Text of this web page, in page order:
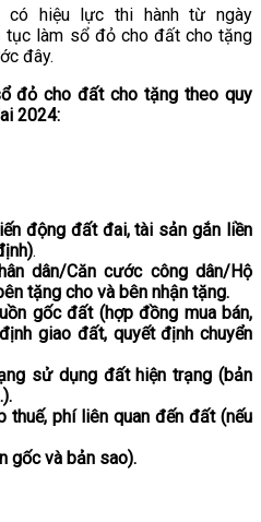
hiệu lực thi hành từ ngày
làm sổ đỏ cho đất cho tặng
đây.
đỏ cho đất cho tặng theo quy
2024:
động đất đai, tài sản gắn liền
.
dân/Căn cước công dân/Hộ
tặng cho và bên nhận tặng.
gốc đất (hợp đồng mua bán,
giao đất, quyết định chuyển
sử dụng đất hiện trạng (bản
thuế, phí liên quan đến đất (nếu
gốc và bản sao).